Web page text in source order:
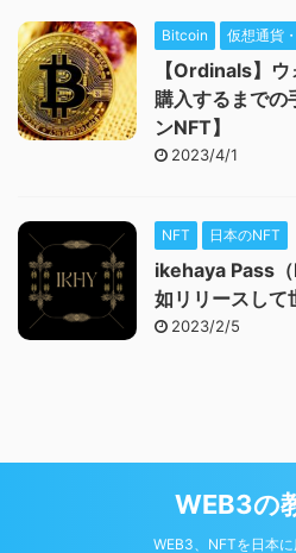
Bitcoin 仮想通貨
【Ordinals】
購入するまでの
ンNFT】
2023/4/1
NFT 日本のNFT
ikehaya Pass
如リリースして
2023/2/5
WEB3の
WEB3、NFTを日本